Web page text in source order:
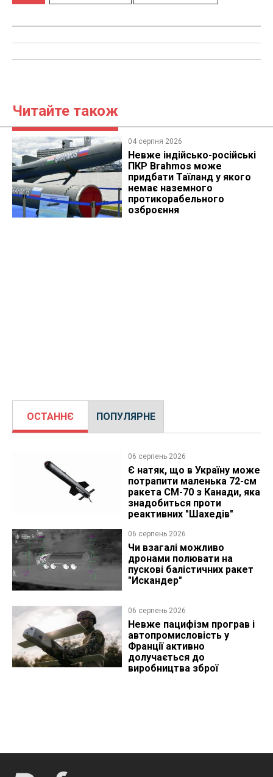
Читайте також
04 серпня 2026
Невже індійсько-російські
ПКР Brahmos може
придбати Таїланд у якого
немає наземного
протикорабельного
озброєння
ОСТАННЄ ПОПУЛЯРНЕ
06 серпень 2026
Є натяк, що в Україну може
потрапити маленька 72-см
ракета CM-70 з Канади, яка
знадобиться проти
реактивних "Шахедів"
06 серпень 2026
Чи взагалі можливо
дронами полювати на
пускові балістичних ракет
"Искандер"
06 серпень 2026
Невже пацифізм програв і
автопромисловість у
Франції активно
долучається до
виробництва зброї